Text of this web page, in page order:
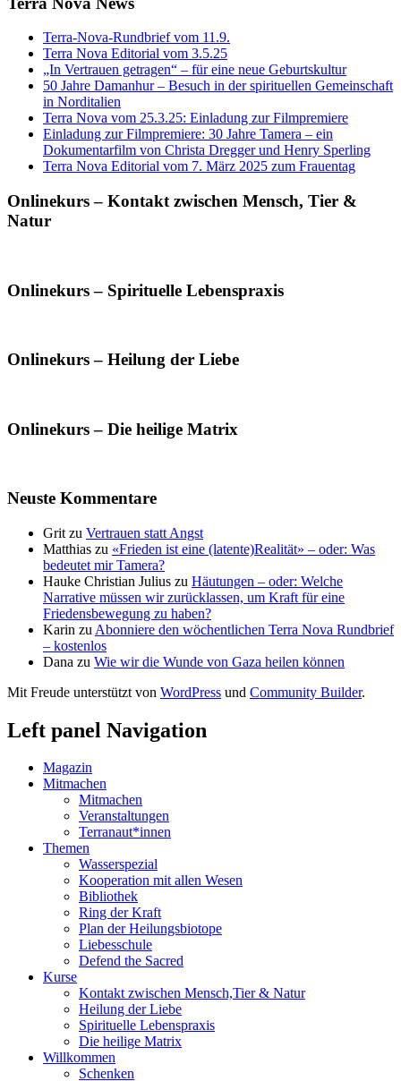
Terra-Nova-Rundbrief vom 11.9.
Terra Nova Editorial vom 3.5.25
„In Vertrauen getragen“ – für eine neue Geburtskultur
50 Jahre Damanhur – Besuch in der spirituellen Gemeinschaft
in Norditalien
Terra Nova vom 25.3.25: Einladung zur Filmpremiere
Einladung zur Filmpremiere: 30 Jahre Tamera – ein
Dokumentarfilm von Christa Dregger und Henry Sperling
Terra Nova Editorial vom 7. März 2025 zum Frauentag
Onlinekurs – Kontakt zwischen Mensch, Tier &
Natur
Onlinekurs – Spirituelle Lebenspraxis
Onlinekurs – Heilung der Liebe
Onlinekurs – Die heilige Matrix
Neuste Kommentare
Grit zu Vertrauen statt Angst
Matthias zu «Frieden ist eine (latente)Realität» – oder: Was
bedeutet mir Tamera?
Hauke Christian Julius zu Häutungen – oder: Welche
Narrative müssen wir zurücklassen, um Kraft für eine
Friedensbewegung zu haben?
Karin zu Abonniere den wöchentlichen Terra Nova Rundbrief
– kostenlos
Dana zu Wie wir die Wunde von Gaza heilen können
Mit Freude unterstützt von WordPress und Community Builder.
Left panel Navigation
Magazin
Mitmachen
Mitmachen
Veranstaltungen
Terranaut*innen
Themen
Wasserspezial
Kooperation mit allen Wesen
Bibliothek
Ring der Kraft
Plan der Heilungsbiotope
Liebesschule
Defend the Sacred
Kurse
Kontakt zwischen Mensch,Tier & Natur
Heilung der Liebe
Spirituelle Lebenspraxis
Die heilige Matrix
Willkommen
Schenken